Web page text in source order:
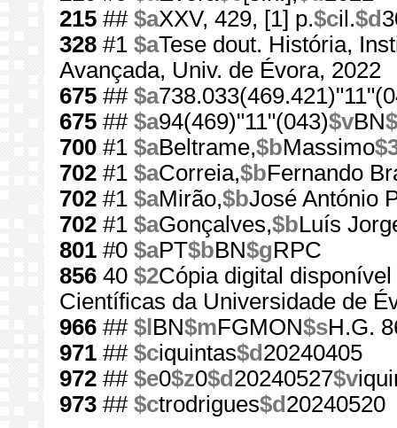
215 ## $aXXV, 429, [1] p.$cil.$d
328 #1 $aTese dout. História,
Avançada, Univ. de Évora, 2022
675 ## $a
675 ## $a94(469)"11"(043)$vBN
700 #1 $aBeltrame,$bMassimo
702 #1 $aCorreia,$bFernando
702 #1 $aMirão,$bJosé António
702 #1 $aGonçalves,$bLuís
801 #0 $aPT$bBN$gRPC
856 40 $2Cópia digital
Científicas da Universidade de
966 ## $l BN$mFGMON$sH.G.
971 ## $ciquintas$d 20240405
972 ## $e0$z0$d 20240527$v
973 ## $ctrodrigues$d 20240520